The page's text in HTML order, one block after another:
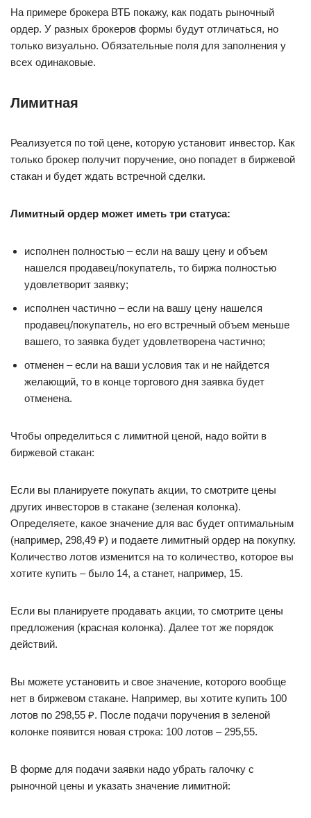
На примере брокера ВТБ покажу, как подать рыночный
ордер. У разных брокеров формы будут отличаться, но
только визуально. Обязательные поля для заполнения у
всех одинаковые.
Лимитная
Реализуется по той цене, которую установит инвестор. Как
только брокер получит поручение, оно попадет в биржевой
стакан и будет ждать встречной сделки.
Лимитный ордер может иметь три статуса:
исполнен полностью – если на вашу цену и объем
нашелся продавец/покупатель, то биржа полностью
удовлетворит заявку;
исполнен частично – если на вашу цену нашелся
продавец/покупатель, но его встречный объем меньше
вашего, то заявка будет удовлетворена частично;
отменен – если на ваши условия так и не найдется
желающий, то в конце торгового дня заявка будет
отменена.
Чтобы определиться с лимитной ценой, надо войти в
биржевой стакан:
Если вы планируете покупать акции, то смотрите цены
других инвесторов в стакане (зеленая колонка).
Определяете, какое значение для вас будет оптимальным
(например, 298,49 ₽) и подаете лимитный ордер на покупку.
Количество лотов изменится на то количество, которое вы
хотите купить – было 14, а станет, например, 15.
Если вы планируете продавать акции, то смотрите цены
предложения (красная колонка). Далее тот же порядок
действий.
Вы можете установить и свое значение, которого вообще
нет в биржевом стакане. Например, вы хотите купить 100
лотов по 298,55 ₽. После подачи поручения в зеленой
колонке появится новая строка: 100 лотов – 295,55.
В форме для подачи заявки надо убрать галочку с
рыночной цены и указать значение лимитной: